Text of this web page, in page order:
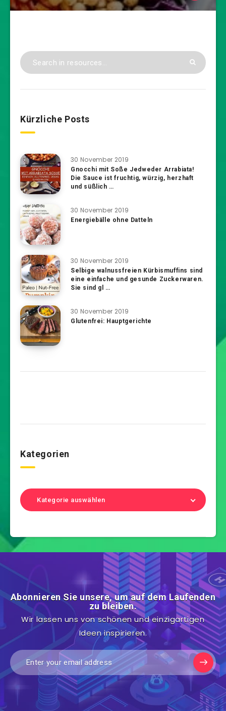
Kürzliche Posts
30 November 2019
Gnocchi mit Soße Jedweder Arrabiata!
Die Sauce ist fruchtig, würzig, herzhaft
und süßlich …
30 November 2019
Energiebälle ohne Datteln
30 November 2019
Selbige walnussfreien Kürbismuffins sind
eine einfache und gesunde Zuckerwaren.
Sie sind gl …
30 November 2019
Glutenfrei: Hauptgerichte
Kategorien
Kategorie auswählen
Abonnieren Sie unsere, um auf dem Laufenden
zu bleiben.
Wir lassen uns von schönen und einzigartigen
Ideen inspirieren.